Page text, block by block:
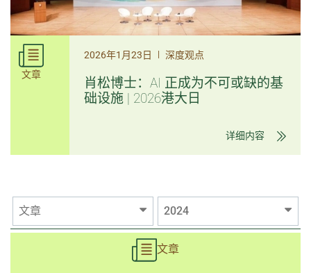
文章
2026年1月23日 | 深度观点
肖松博士：AI 正成为不可或缺的基
础设施 | 2026港大日
详细内容
文章 2024
文章